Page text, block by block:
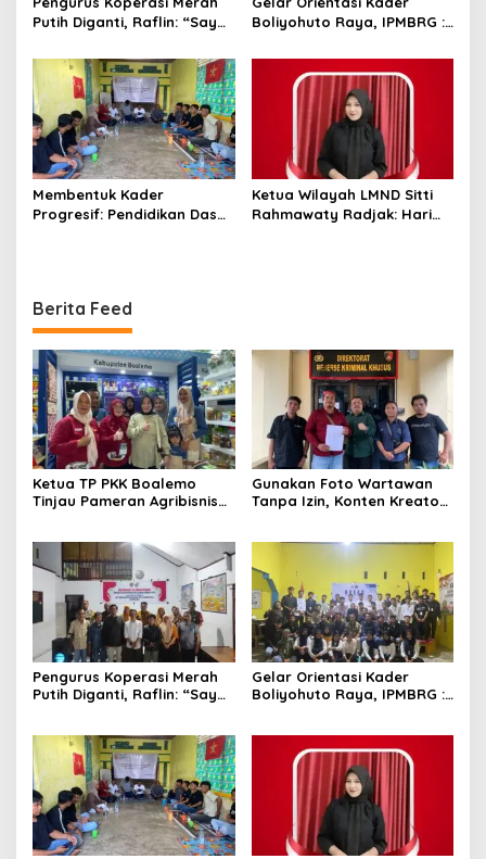
Putih Diganti, Raflin: “Saya
Boliyohuto Raya, IPMBRG :
Cerdas
Membentuk Kader
Progresif: Pendidikan Dasar
Ketua Wilayah LMND Sitti
Rahmawaty Radjak: Hari
Berita Feed
Ketua TP PKK Boalemo
Tinjau Pameran Agribisnis
Gunakan Foto Wartawan
Tanpa Izin, Konten Kreator
Pengurus Koperasi Merah
Putih Diganti, Raflin: “Saya
Gelar Orientasi Kader
Boliyohuto Raya, IPMBRG :